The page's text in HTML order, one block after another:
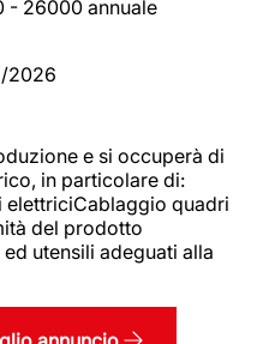
- 26000 annuale
2026
e si occuperà di
in particolare di:
quadri
del prodotto
utensili adeguati alla